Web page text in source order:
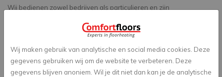
Wij bedienen zowel bedrijven als particulieren en zijn
traditionele vloerverwarming, wij onderscheiden ons door een
hoogwaardige producten. Zo waarborgen wij dat u jarenlang kunt
genieten van het comfort van uw vloerverwarming.
Wij maken gebruik van analytische en social media cookies. Deze
gegevens gebruiken wij om de website te verbeteren. Deze
gegevens blijven anoniem. Wil je dit niet dan kan je de analytische